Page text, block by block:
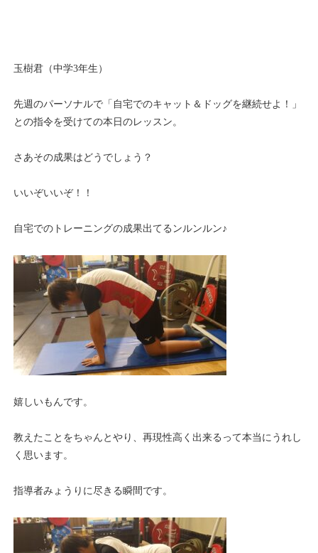
玉樹君（中学3年生）
先週のパーソナルで「自宅でのキャット＆ドッグを継続せよ！」
との指令を受けての本日のレッスン。
さあその成果はどうでしょう？
いいぞいいぞ！！
自宅でのトレーニングの成果出てるンルンルン♪
嬉しいもんです。
教えたことをちゃんとやり、再現性高く出来るって本当にうれし
く思います。
指導者みょうりに尽きる瞬間です。